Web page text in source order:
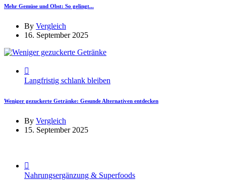
Mehr Gemüse und Obst: So gelingt...
By Vergleich
16. September 2025
Langfristig schlank bleiben
Weniger gezuckerte Getränke: Gesunde Alternativen entdecken
By Vergleich
15. September 2025
Nahrungsergänzung & Superfoods